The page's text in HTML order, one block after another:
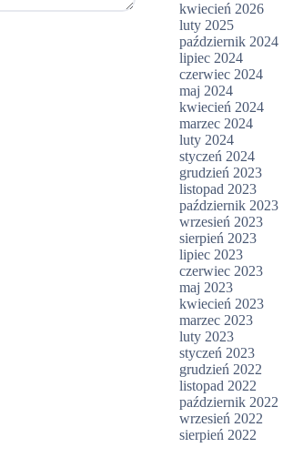
kwiecień 2026
luty 2025
październik 2024
lipiec 2024
czerwiec 2024
maj 2024
kwiecień 2024
marzec 2024
luty 2024
styczeń 2024
grudzień 2023
listopad 2023
październik 2023
wrzesień 2023
sierpień 2023
lipiec 2023
czerwiec 2023
maj 2023
kwiecień 2023
marzec 2023
luty 2023
styczeń 2023
grudzień 2022
listopad 2022
październik 2022
wrzesień 2022
sierpień 2022